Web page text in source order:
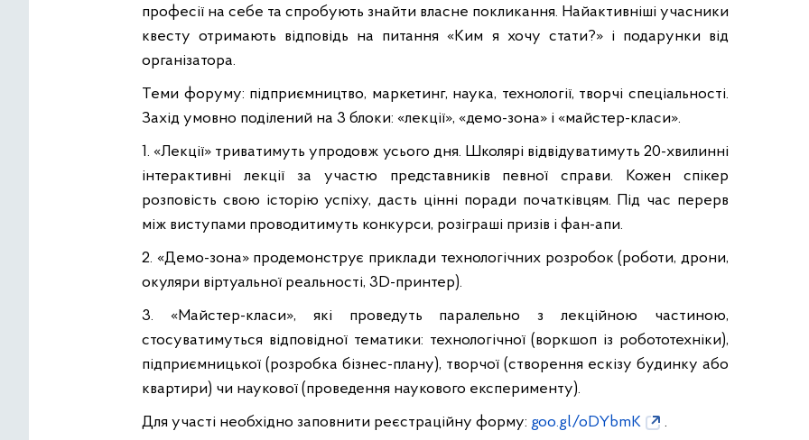
професії на себе та спробують знайти власне покликання. Найактивніші учасники
квесту отримають відповідь на питання «Ким я хочу стати?» і подарунки від
організатора.
Теми форуму: підприємництво, маркетинг, наука, технології, творчі спеціальності.
Захід умовно поділений на 3 блоки: «лекції», «демо-зона» і «майстер-класи».
1. «Лекції» триватимуть упродовж усього дня. Школярі відвідуватимуть 20-хвилинні
інтерактивні лекції за участю представників певної справи. Кожен спікер
розповість свою історію успіху, дасть цінні поради початківцям. Під час перерв
між виступами проводитимуть конкурси, розіграші призів і фан-апи.
2. «Демо-зона» продемонструє приклади технологічних розробок (роботи, дрони,
окуляри віртуальної реальності, 3D-принтер).
3. «Майстер-класи», які проведуть паралельно з лекційною частиною,
стосуватимуться відповідної тематики: технологічної (воркшоп із робототехніки),
підприємницької (розробка бізнес-плану), творчої (створення ескізу будинку або
квартири) чи наукової (проведення наукового експерименту).
Для участі необхідно заповнити реєстраційну форму: goo.gl/oDYbmK
.